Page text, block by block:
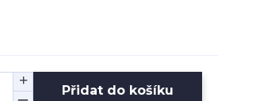
Přidat do košíku